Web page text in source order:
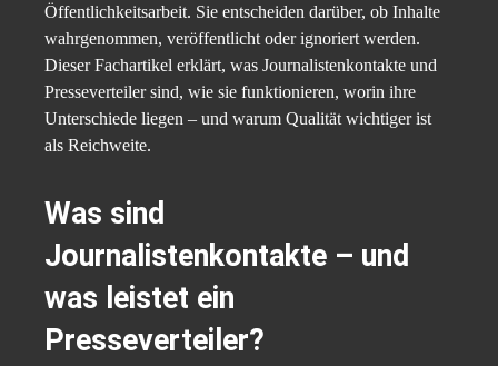
Öffentlichkeitsarbeit. Sie entscheiden darüber, ob Inhalte
wahrgenommen, veröffentlicht oder ignoriert werden.
Dieser Fachartikel erklärt, was Journalistenkontakte und
Presseverteiler sind, wie sie funktionieren, worin ihre
Unterschiede liegen – und warum Qualität wichtiger ist
als Reichweite.
Was sind
Journalistenkontakte – und
was leistet ein
Presseverteiler?